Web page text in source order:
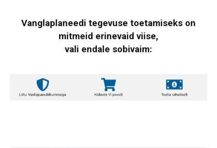
Vanglaplaneedi tegevuse toetamiseks on
mitmeid erinevaid viise,
vali endale sobivaim: